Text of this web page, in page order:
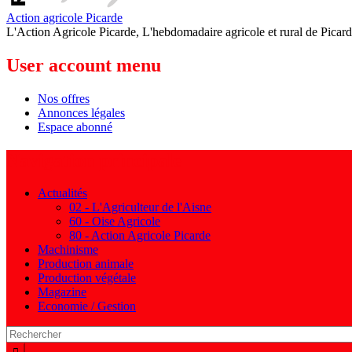
Action agricole Picarde
L'Action Agricole Picarde, L'hebdomadaire agricole et rural de
User account menu
Nos offres
Annonces légales
Espace abonné
Actualités
02 - L'Agriculteur de l'Aisne
60 - Oise Agricole
80 - Action Agricole Picarde
Machinisme
Production animale
Production végétale
Magazine
Economie / Gestion